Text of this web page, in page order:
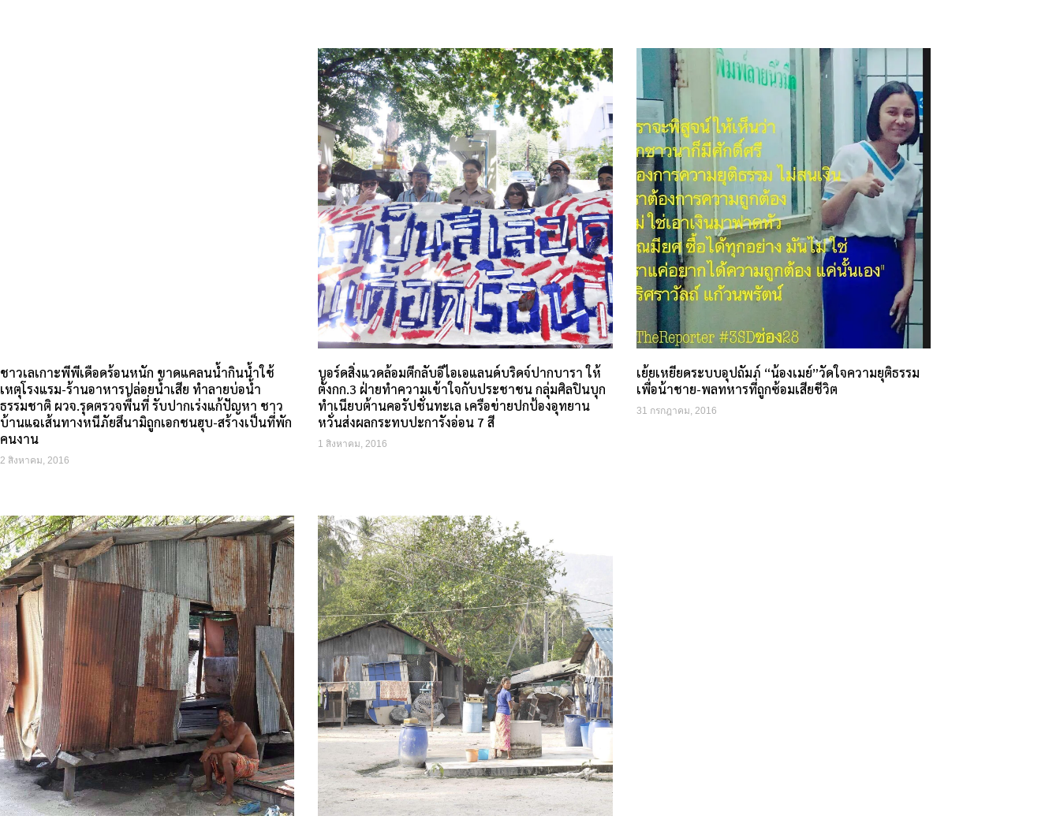
ชาวเลเกาะพีพีเดือดร้อนหนัก ขาดแคลนน้ำกินน้ำใช้
เหตุโรงแรม-ร้านอาหารปล่อยน้ำเสีย ทำลายบ่อน้ำ
ธรรมชาติ ผวจ.รุดตรวจพื้นที่ รับปากเร่งแก้ปัญหา ชาว
บ้านแฉเส้นทางหนีภัยสึนามิถูกเอกชนฮุบ-สร้างเป็นที่พัก
คนงาน
2 สิงหาคม, 2016
บอร์ดสิ่งแวดล้อมตีกลับอีไอเอแลนด์บริดจ์ปากบารา ให้
ตั้งกก.3 ฝ่ายทำความเข้าใจกับประชาชน กลุ่มศิลปินบุก
ทำเนียบต้านคอรัปชั่นทะเล เครือข่ายปกป้องอุทยาน
หวั่นส่งผลกระทบปะการังอ่อน 7 สี
1 สิงหาคม, 2016
เย้ยเหยียดระบบอุปถัมภ์ “น้องเมย์”วัดใจความยุติธรรม
เพื่อน้าชาย-พลทหารที่ถูกซ้อมเสียชีวิต
31 กรกฎาคม, 2016